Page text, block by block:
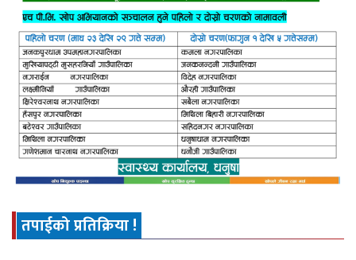
तपाईको प्रतिक्रिया !